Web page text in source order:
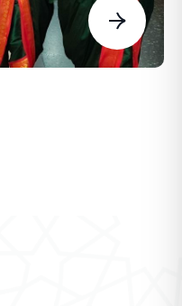
dunyoning turli
professor-
va